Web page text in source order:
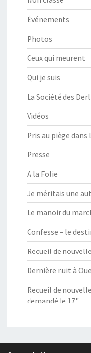
Événements
Photos
Ceux qui meurent
Qui je suis
La Société des
Vidéos
Pris au piège dans
Presse
A la Folie
Je méritais une
Le manoir du
Confesse – le
Recueil de
Dernière nuit à
Recueil de
demandé le 17"